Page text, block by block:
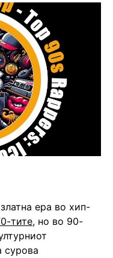
ера во хип-
тите, но во 90-
сурова